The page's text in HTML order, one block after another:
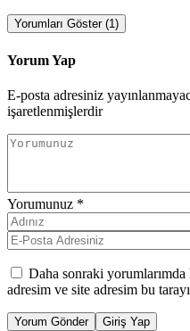
Yorumları Göster (1)
Yorum Yap
E-posta adresiniz
işaretlenmişlerdir
Yorumunuz *
Daha sonraki yorumlarımda
adresim ve site adresim bu
Yorum Gönder Giriş Yap